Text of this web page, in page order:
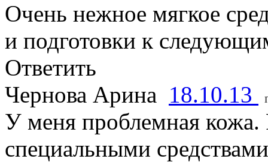
Очень нежное мягкое
и подготовки к
Ответить
Чернова Арина 18.10.13
У меня проблемная
специальными